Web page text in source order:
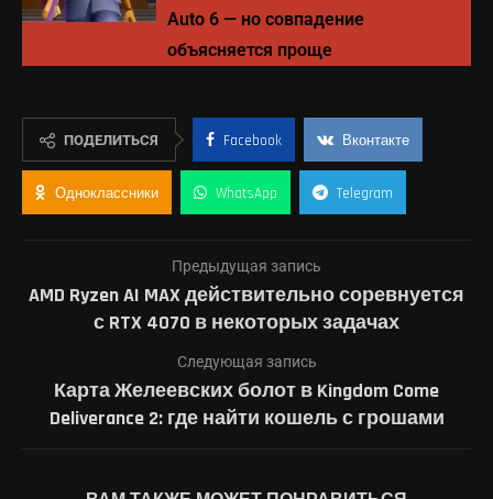
Auto 6 — но совпадение
объясняется проще
ПОДЕЛИТЬСЯ Facebook Вконтакте
Одноклассники WhatsApp Telegram
Предыдущая запись
AMD Ryzen AI MAX действительно соревнуется
с RTX 4070 в некоторых задачах
Следующая запись
Карта Желеевских болот в Kingdom Come
Deliverance 2: где найти кошель с грошами